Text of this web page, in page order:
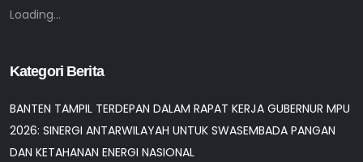
Loading...
Kategori Berita
BANTEN TAMPIL TERDEPAN DALAM RAPAT KERJA GUBERNUR MPU
2026: SINERGI ANTARWILAYAH UNTUK SWASEMBADA PANGAN
DAN KETAHANAN ENERGI NASIONAL